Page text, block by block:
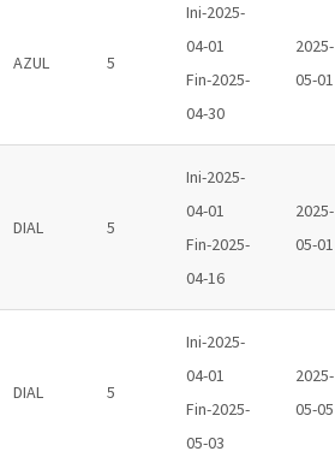
AZUL 5
Ini-2025-
04-01
Fin-2025-
04-30
2025-
05-01
DIAL 5
Ini-2025-
04-01
Fin-2025-
04-16
2025-
05-01
DIAL 5
Ini-2025-
04-01
Fin-2025-
05-03
2025-
05-05